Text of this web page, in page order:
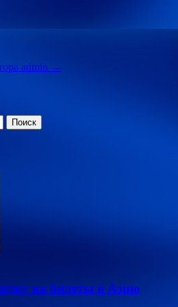
admin →
на билеты в Азию